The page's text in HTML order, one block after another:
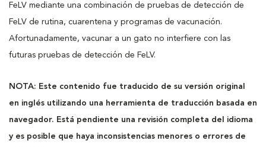
FeLV mediante una combinación de pruebas de detección de
FeLV de rutina, cuarentena y programas de vacunación.
Afortunadamente, vacunar a un gato no interfiere con las
futuras pruebas de detección de FeLV.
NOTA: Este contenido fue traducido de su versión original
en inglés utilizando una herramienta de traducción basada en
navegador. Está pendiente una revisión completa del idioma
y es posible que haya inconsistencias menores o errores de